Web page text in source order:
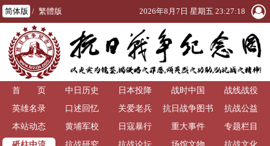
简体版 / 繁體版 2026年8月7日 星期五 23:27:19
首 页 中日历史 日本投降 战时中国
战线战役
英雄名录
口述回忆 关爱老兵
抗日战争图书
馆
抗战公益
本站动态
黄埔军校 日寇暴行 重大事件
专题栏目
砥柱中流